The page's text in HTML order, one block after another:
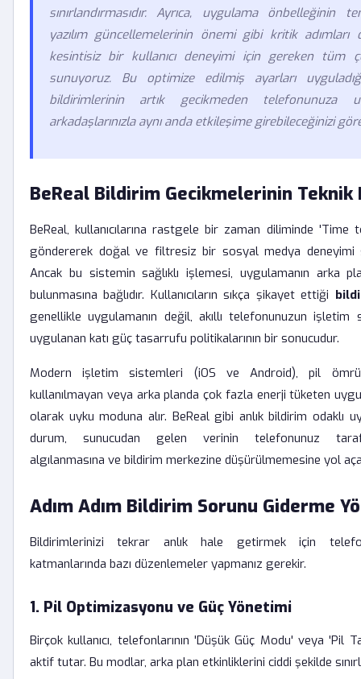
sınırlandırmasıdır. Ayrıca, uygulama önbelleğinin
yazılım güncellemelerinin önemi gibi kritik adımları
kesintisiz bir kullanıcı deneyimi için gereken tüm
sunuyoruz. Bu optimize edilmiş ayarları
bildirimlerinin artık gecikmeden telefonunuza
arkadaşlarınızla aynı anda etkileşime girebileceğinizi
BeReal Bildirim Gecikmelerinin Teknik
BeReal, kullanıcılarına rastgele bir zaman diliminde 'Time
göndererek doğal ve filtresiz bir sosyal medya deneyimi
Ancak bu sistemin sağlıklı işlemesi, uygulamanın arka
bulunmasına bağlıdır. Kullanıcıların sıkça şikayet ettiği
genellikle uygulamanın değil, akıllı telefonunuzun işletim
uygulanan katı güç tasarrufu politikalarının bir sonucudur.
Modern işletim sistemleri (iOS ve Android), pil
kullanılmayan veya arka planda çok fazla enerji tüketen
olarak uyku moduna alır. BeReal gibi anlık bildirim odaklı
durum, sunucudan gelen verinin telefonunuz
algılanmasına ve bildirim merkezine düşürülmemesine yol
Adım Adım Bildirim Sorunu Giderme
Bildirimlerinizi tekrar anlık hale getirmek için
katmanlarında bazı düzenlemeler yapmanız gerekir.
1. Pil Optimizasyonu ve Güç Yönetimi
Birçok kullanıcı, telefonlarının 'Düşük Güç Modu' veya 'Pil
aktif tutar. Bu modlar, arka plan etkinliklerini ciddi şekilde